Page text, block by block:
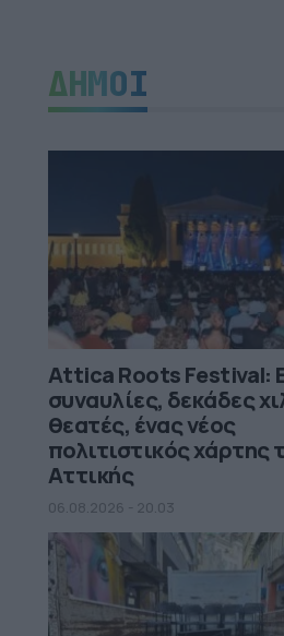
ΔΗΜΟΙ
Attica Roots Festival:
συναυλίες, δεκάδες
θεατές, ένας νέος
πολιτιστικός χάρτης
Αττικής
06.08.2026 - 20.03